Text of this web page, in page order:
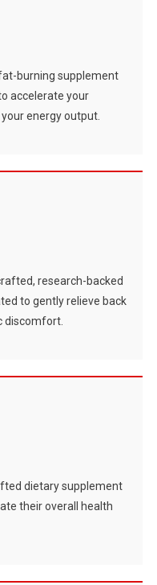
burning supplement
accelerate your
energy output.
research-backed
to gently relieve back
discomfort.
dietary supplement
their overall health